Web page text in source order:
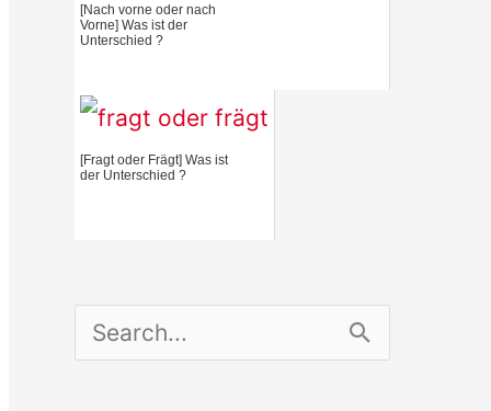
[Nach vorne oder nach
Vorne] Was ist der
Unterschied ?
[Fragt oder Frägt] Was ist
der Unterschied ?